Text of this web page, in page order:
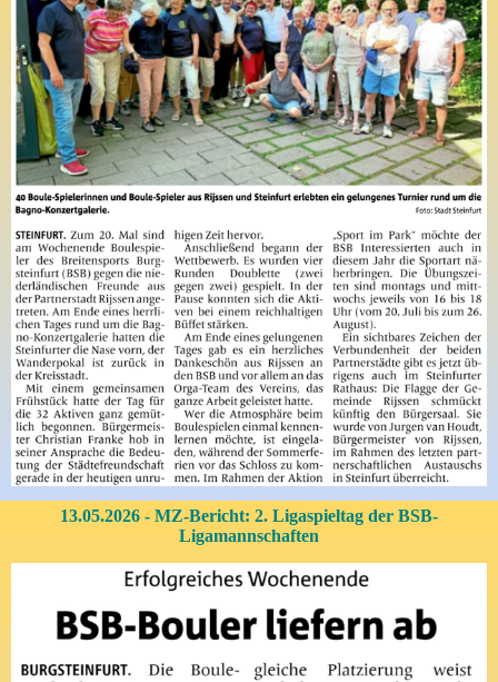
13.05.2026 - MZ-Bericht: 2. Ligaspieltag der BSB-
Ligamannschaften